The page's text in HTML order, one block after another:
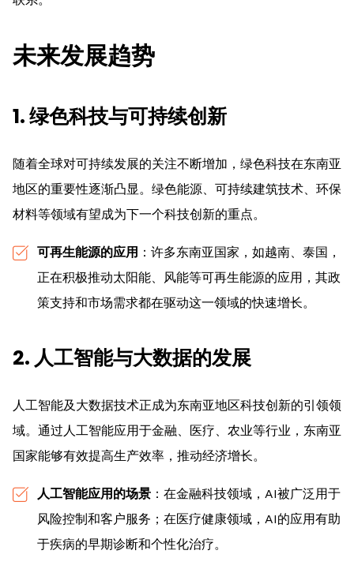
未来发展趋势
1. 绿色科技与可持续创新
随着全球对可持续发展的关注不断增加，绿色科技在东南亚
地区的重要性逐渐凸显。绿色能源、可持续建筑技术、环保
材料等领域有望成为下一个科技创新的重点。
可再生能源的应用 ：许多东南亚国家，如越南、泰国，
正在积极推动太阳能、风能等可再生能源的应用，其政
策支持和市场需求都在驱动这一领域的快速增长。
2. 人工智能与大数据的发展
人工智能及大数据技术正成为东南亚地区科技创新的引领领
域。通过人工智能应用于金融、医疗、农业等行业，东南亚
国家能够有效提高生产效率，推动经济增长。
人工智能应用的场景 ：在金融科技领域，AI被广泛用于
风险控制和客户服务；在医疗健康领域，AI的应用有助
于疾病的早期诊断和个性化治疗。